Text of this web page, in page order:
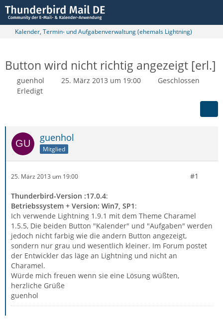
Kalender, Termin- und Aufgabenverwaltung (ehemals Lightning)
Button wird nicht richtig angezeigt [erl.]
guenhol 25. März 2013 um 19:00
Geschlossen
Erledigt
guenhol
Mitglied
25. März 2013 um 19:00 #1
Thunderbird-Version :17.0.4:
Betriebssystem + Version: Win7, SP1:
Ich verwende Lightning 1.9.1 mit dem Theme Charamel
1.5.5, Die beiden Button "Kalender" und "Aufgaben" werden
jedoch nicht farbig wie die andern Button angezeigt,
sondern nur grau und wesentlich kleiner. Im Forum postet
der Entwickler das läge an Lightning und nicht an
Charamel.
Würde mich freuen wenn sie eine Lösung wüßten,
herzliche Grüße
guenhol